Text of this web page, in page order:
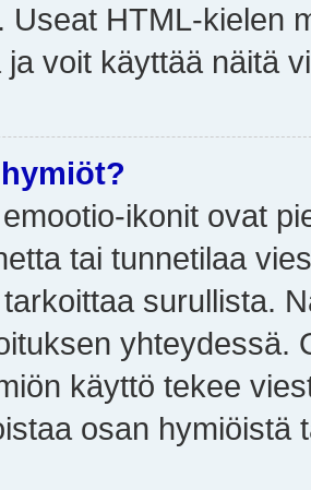
Useat HTML-kielen
ja voit käyttää näitä
ikonit ovat
tai tunnetilaa
surullista.
yhteydessä.
käyttö tekee
osan hymiöistä